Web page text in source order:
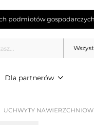
podmiotów
Dla partnerów
UCHWYTY